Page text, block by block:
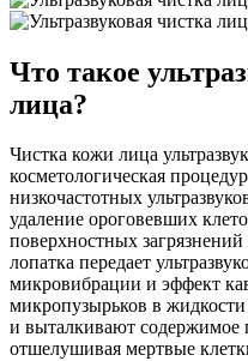
Что такое
лица?
Чистка кожи лица
косметологическая
низкочастотных
удаление ороговевших
поверхностных
лопатка передает
микровибрации и эффект
микропузырьков в
и выталкивают содержимое
отшелушивая мертвые